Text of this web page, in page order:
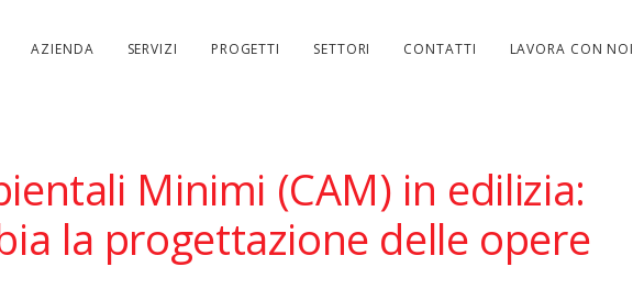
AZIENDA SERVIZI PROGETTI SETTORI CONTATTI LAVORA CON NOI
Minimi (CAM) in edilizia:
la progettazione delle opere